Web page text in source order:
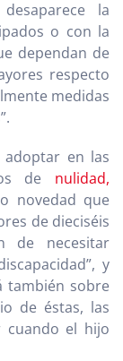
la
o con la
dependan de
respecto
medidas
adoptar en las
de nulidad,
novedad que
de dieciséis
de necesitar
y
también sobre
de éstas, las
cuando el hijo